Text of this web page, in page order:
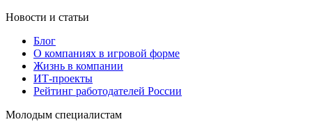
Новости и статьи
Блог
О компаниях в игровой форме
Жизнь в компании
ИТ-проекты
Рейтинг работодателей России
Молодым специалистам